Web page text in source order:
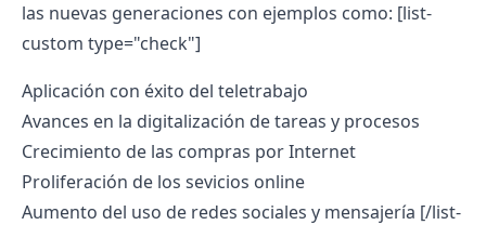
las nuevas generaciones con ejemplos como: [list-
custom type="check"]
Aplicación con éxito del teletrabajo
Avances en la digitalización de tareas y procesos
Crecimiento de las compras por Internet
Proliferación de los sevicios online
Aumento del uso de redes sociales y mensajería [/list-